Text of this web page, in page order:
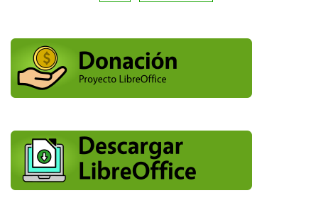
entradas